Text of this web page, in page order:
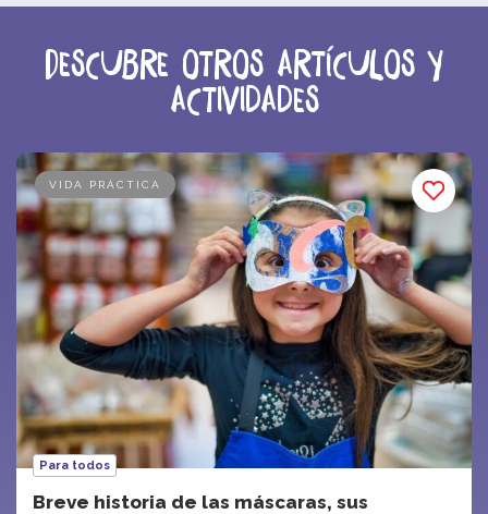
Descubre otros artículos y
actividades
VIDA PRÁCTICA
Para todos
Breve historia de las máscaras, sus